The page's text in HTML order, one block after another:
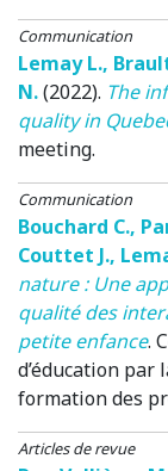
Communication
Lemay L.,
N.(2022). The
quality in
meeting.
Communication
Bouchard C.,
Couttet J.,
nature : Une
qualité des
petite enfance.
d’éducation par
formation des
Articles de revue